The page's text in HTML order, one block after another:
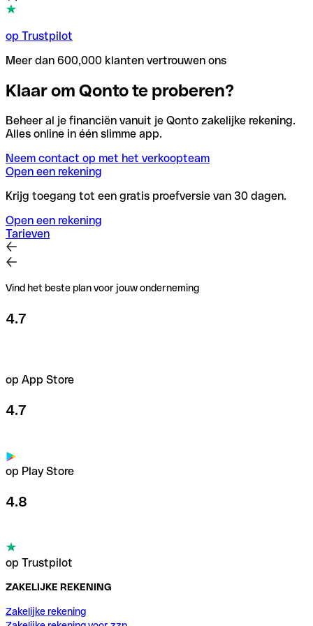
op Trustpilot
Meer dan 600,000 klanten vertrouwen ons
Klaar om Qonto te proberen?
Beheer al je financiën vanuit je Qonto zakelijke rekening.
Alles online in één slimme app.
Neem contact op met het verkoopteam
Open een rekening
Krijg toegang tot een gratis proefversie van 30 dagen.
Open een rekening
Tarieven
Vind het beste plan voor jouw onderneming
4.7
op App Store
4.7
op Play Store
4.8
op Trustpilot
ZAKELIJKE REKENING
Zakelijke rekening